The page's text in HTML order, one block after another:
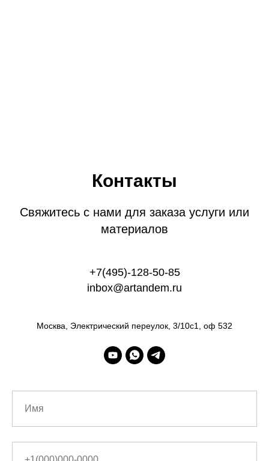
Контакты
Свяжитесь с нами для заказа услуги или
материалов
+7(495)-128-50-85
inbox@artandem.ru
Москва, Электрический переулок, 3/10с1, оф 532